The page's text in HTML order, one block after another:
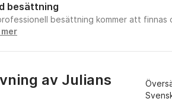
besättning
besättning kommer att finnas
mer
av Julians